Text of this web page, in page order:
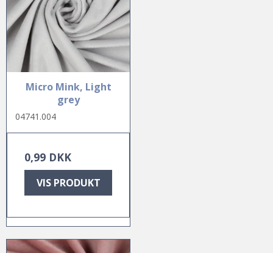
Micro Mink, Light
grey
04741.004
0,99 DKK
VIS PRODUKT